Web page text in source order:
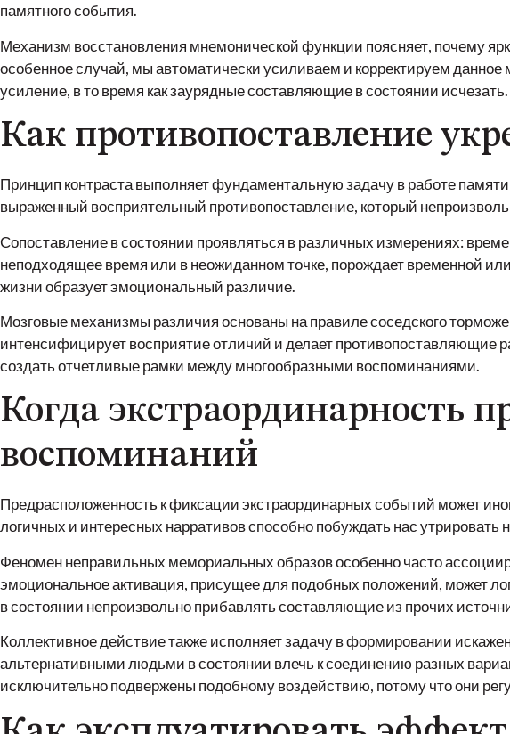
памятного события.
Механизм восстановления мнемонической функции поясняет, почему
особенное случай, мы автоматически усиливаем и корректируем
усиление, в то время как заурядные составляющие в состоянии исчезать.
Как противопоставление
Принцип контраста выполняет фундаментальную задачу в работе
выраженный восприятельный противопоставление, который
Сопоставление в состоянии проявляться в различных измерениях:
неподходящее время или в неожиданном точке, порождает временной
жизни образует эмоциональный различие.
Мозговые механизмы различия основаны на правиле соседского
интенсифицирует восприятие отличий и делает противопоставляющие
создать отчетливые рамки между многообразными воспоминаниями.
Когда экстраординарность
воспоминаний
Предрасположенность к фиксации экстраординарных событий может
логичных и интересных нарративов способно побуждать нас
Феномен неправильных мемориальных образов особенно часто
эмоциональное активация, присущее для подобных положений, может
в состоянии непроизвольно прибавлять составляющие из прочих
Коллективное действие также исполняет задачу в формировании
альтернативными людьми в состоянии влечь к соединению разных
исключительно подвержены подобному воздействию, потому что они